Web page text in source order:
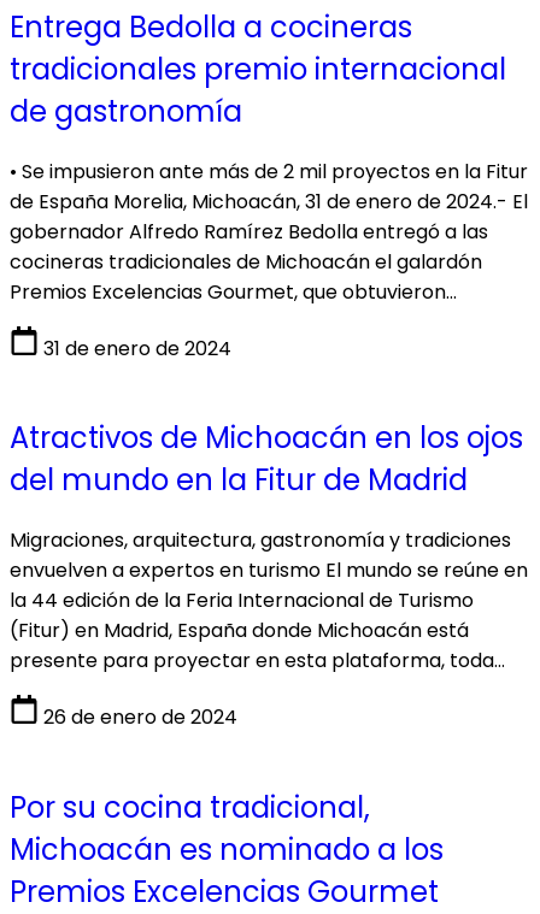
Entrega Bedolla a cocineras
tradicionales premio internacional
de gastronomía
• Se impusieron ante más de 2 mil proyectos en la Fitur
de España Morelia, Michoacán, 31 de enero de 2024.- El
gobernador Alfredo Ramírez Bedolla entregó a las
cocineras tradicionales de Michoacán el galardón
Premios Excelencias Gourmet, que obtuvieron…
31 de enero de 2024
Atractivos de Michoacán en los ojos
del mundo en la Fitur de Madrid
Migraciones, arquitectura, gastronomía y tradiciones
envuelven a expertos en turismo El mundo se reúne en
la 44 edición de la Feria Internacional de Turismo
(Fitur) en Madrid, España donde Michoacán está
presente para proyectar en esta plataforma, toda…
26 de enero de 2024
Por su cocina tradicional,
Michoacán es nominado a los
Premios Excelencias Gourmet